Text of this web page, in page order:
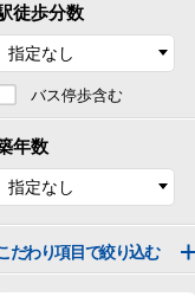
徒歩分数
バス停歩含む
年数
だわり項目で絞り込む